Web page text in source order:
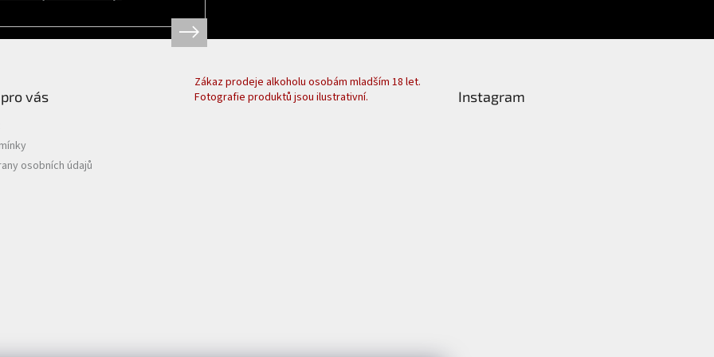
k
ý
p
vás
osobních údajů
Zákaz prodeje alkoholu osobám mladším 18 let.
Fotografie produktů jsou ilustrativní.
Instagram